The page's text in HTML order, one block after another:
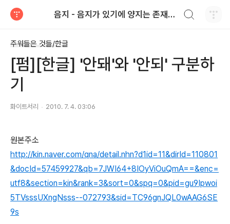
음지 - 음지가 있기에 양지는 존재한다.
주워들은 것들/한글
[펌][한글] '안돼'와 '안되' 구분하
기
화이트서리 2010. 7. 4. 03:06
원본주소
http://kin.naver.com/qna/detail.nhn?d1id=11&dirId=110801
&docId=57459927&qb=7JWI64+8IOyViOuQmA==&enc=
utf8&section=kin&rank=3&sort=0&spq=0&pid=gu9Ipwoi
5TVsssUXngNsss--072793&sid=TC96gnJQL0wAAG6SE
9s